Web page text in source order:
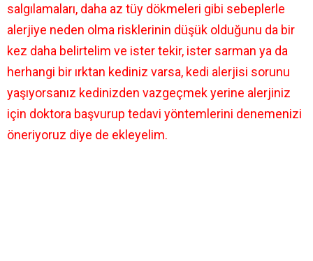
salgılamaları, daha az tüy dökmeleri gibi sebeplerle
alerjiye neden olma risklerinin düşük olduğunu da bir
kez daha belirtelim ve ister tekir, ister sarman ya da
herhangi bir ırktan kediniz varsa, kedi alerjisi sorunu
yaşıyorsanız kedinizden vazgeçmek yerine alerjiniz
için doktora başvurup tedavi yöntemlerini denemenizi
öneriyoruz diye de ekleyelim.